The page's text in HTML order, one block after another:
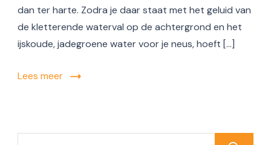
dan ter harte. Zodra je daar staat met het geluid van
de kletterende waterval op de achtergrond en het
ijskoude, jadegroene water voor je neus, hoeft […]
Lees meer